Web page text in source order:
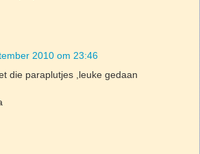
2010 om 23:46
die paraplutjes ,leuke gedaan